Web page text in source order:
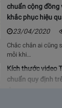
chuẩn cộng đồng
khắc phục hiệu
23/04/2020
Chắc chắn ai cũng
mỗi khi…
Kích thước video
chuẩn quy định